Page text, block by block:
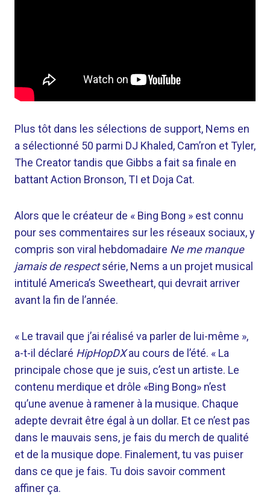
Plus tôt dans les sélections de support, Nems en
a sélectionné 50 parmi DJ Khaled, Cam’ron et Tyler,
The Creator tandis que Gibbs a fait sa finale en
battant Action Bronson, TI et Doja Cat.
Alors que le créateur de « Bing Bong » est connu
pour ses commentaires sur les réseaux sociaux, y
compris son viral hebdomadaire Ne me manque
jamais de respectsérie, Nems a un projet musical
intitulé America’s Sweetheart, qui devrait arriver
avant la fin de l’année.
« Le travail que j’ai réalisé va parler de lui-même »,
a-t-il déclaré HipHopDXau cours de l’été. « La
principale chose que je suis, c’est un artiste. Le
contenu merdique et drôle «Bing Bong» n’est
qu’une avenue à ramener à la musique. Chaque
adepte devrait être égal à un dollar. Et ce n’est pas
dans le mauvais sens, je fais du merch de qualité
et de la musique dope. Finalement, tu vas puiser
dans ce que je fais. Tu dois savoir comment
affiner ça.